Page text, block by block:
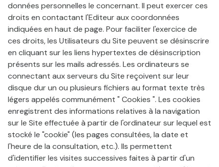
données personnelles le concernant. Il peut exercer ces
droits en contactant l'Editeur aux coordonnées
indiquées en haut de page. Pour faciliter l'exercice de
ces droits, les Utilisateurs du Site peuvent se désinscrire
en cliquant sur les liens hypertextes de désinscription
présents sur les mails adressés. Les ordinateurs se
connectant aux serveurs du Site reçoivent sur leur
disque dur un ou plusieurs fichiers au format texte très
légers appelés communément " Cookies ". Les cookies
enregistrent des informations relatives à la navigation
sur le Site effectuée à partir de l'ordinateur sur lequel est
stocké le "cookie" (les pages consultées, la date et
l'heure de la consultation, etc.). Ils permettent
d'identifier les visites successives faites à partir d'un